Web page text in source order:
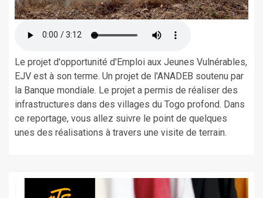
Le projet d'opportunité d'Emploi aux Jeunes Vulnérables,
EJV est à son terme. Un projet de l'ANADEB soutenu par
la Banque mondiale. Le projet a permis de réaliser des
infrastructures dans des villages du Togo profond. Dans
ce reportage, vous allez suivre le point de quelques
unes des réalisations à travers une visite de terrain.